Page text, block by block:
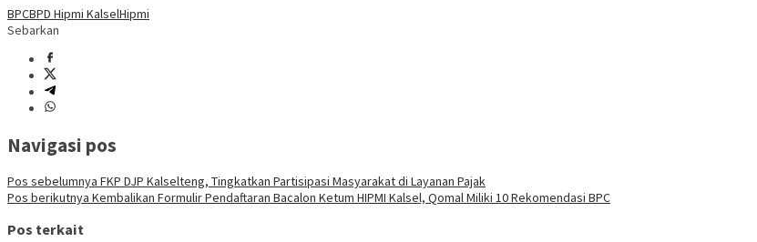
BPCBPD Hipmi KalselHipmi
Sebarkan
Navigasi pos
Pos sebelumnya FKP DJP Kalselteng, Tingkatkan Partisipasi Masyarakat di Layanan Pajak
Pos berikutnya Kembalikan Formulir Pendaftaran Bacalon Ketum HIPMI Kalsel, Qomal Miliki 10 Rekomendasi BPC
Pos terkait